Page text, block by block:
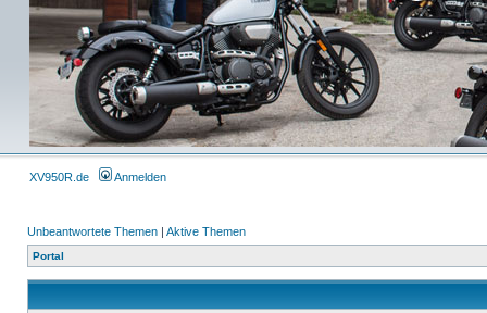
XV950R.de Anmelden
Unbeantwortete Themen | Aktive Themen
Portal